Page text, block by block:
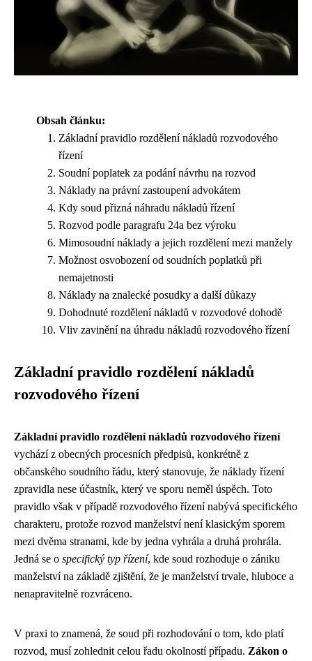
Obsah článku:
Základní pravidlo rozdělení nákladů rozvodového
řízení
Soudní poplatek za podání návrhu na rozvod
Náklady na právní zastoupení advokátem
Kdy soud přizná náhradu nákladů řízení
Rozvod podle paragrafu 24a bez výroku
Mimosoudní náklady a jejich rozdělení mezi manžely
Možnost osvobození od soudních poplatků při
nemajetnosti
Náklady na znalecké posudky a další důkazy
Dohodnuté rozdělení nákladů v rozvodové dohodě
Vliv zavinění na úhradu nákladů rozvodového řízení
Základní pravidlo rozdělení nákladů
rozvodového řízení
Základní pravidlo rozdělení nákladů rozvodového řízení
vychází z obecných procesních předpisů, konkrétně z
občanského soudního řádu, který stanovuje, že náklady řízení
zpravidla nese účastník, který ve sporu neměl úspěch. Toto
pravidlo však v případě rozvodového řízení nabývá specifického
charakteru, protože rozvod manželství není klasickým sporem
mezi dvěma stranami, kde by jedna vyhrála a druhá prohrála.
Jedná se o specifický typ řízení, kde soud rozhoduje o zániku
manželství na základě zjištění, že je manželství trvale, hluboce a
nenapravitelně rozvráceno.
V praxi to znamená, že soud při rozhodování o tom, kdo platí
rozvod, musí zohlednit celou řadu okolností případu. Zákon o